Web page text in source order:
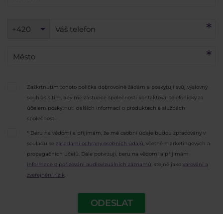
+420
Zaškrtnutím tohoto políčka dobrovolně žádám a poskytuji svůj výslovný
souhlas s tím, aby mě zástupce společnosti kontaktoval telefonicky za
účelem poskytnutí dalších informací o produktech a službách
společnosti.
* Beru na vědomí a přijímám, že mé osobní údaje budou zpracovány v
souladu se zásadami ochrany osobních údajů , včetně marketingových a
propagačních účelů. Dále potvrzuji, beru na vědomí a přijímám
informace o pořizování audiovizuálních záznamů , stejně jako varování a
zveřejnění rizik
ODESLAT